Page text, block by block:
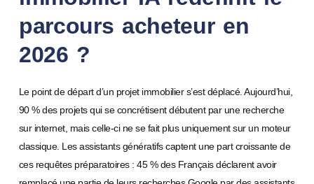
parcours acheteur en
2026 ?
Le point de départ d’un projet immobilier s’est déplacé. Aujourd’hui,
90 % des projets qui se concrétisent débutent par une recherche
sur internet, mais celle-ci ne se fait plus uniquement sur un moteur
classique. Les assistants génératifs captent une part croissante de
ces requêtes préparatoires : 45 % des Français déclarent avoir